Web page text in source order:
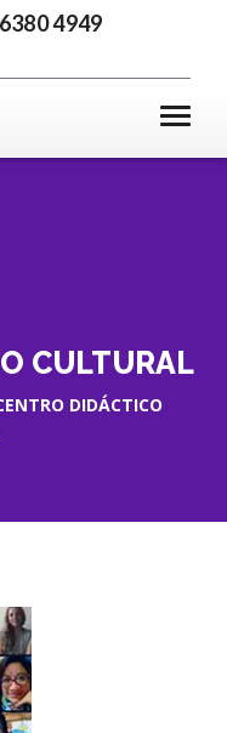
4949
CULTURAL
DIDÁCTICO